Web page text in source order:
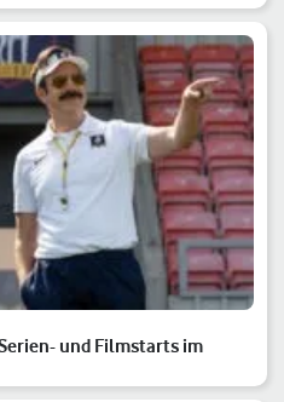
und Filmstarts im